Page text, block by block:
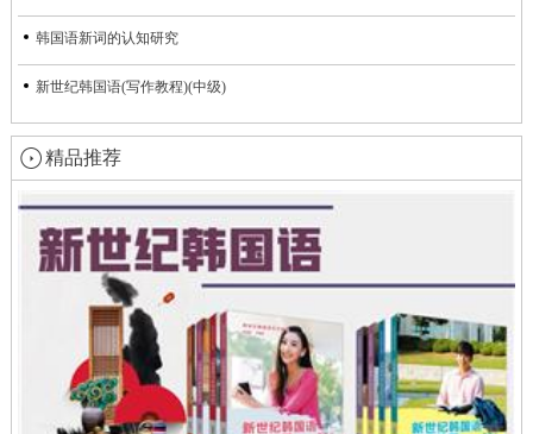
韩国语新词的认知研究
新世纪韩国语(写作教程)(中级)
精品推荐